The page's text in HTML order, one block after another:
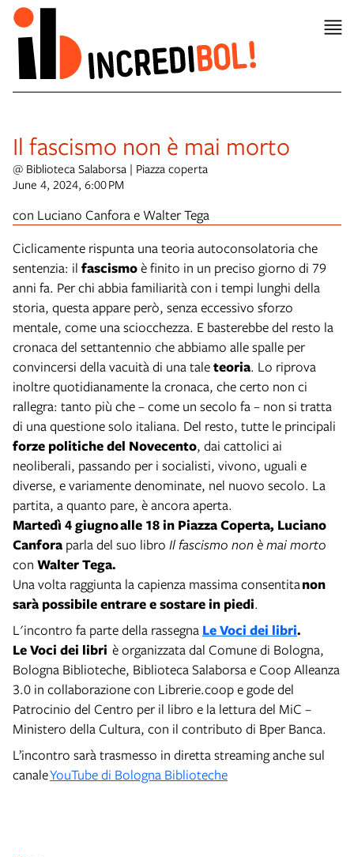
Il fascismo non è mai morto
@ Biblioteca Salaborsa | Piazza coperta
June 4, 2024, 6:00 PM
con Luciano Canfora e Walter Tega
Ciclicamente rispunta una teoria autoconsolatoria che
sentenzia: il fascismoè finito in un preciso giorno di 79
anni fa. Per chi abbia familiarità con i tempi lunghi della
storia, questa appare però, senza eccessivo sforzo
mentale, come una sciocchezza. E basterebbe del resto la
cronaca del settantennio che abbiamo alle spalle per
convincersi della vacuità di una taleteoria. Lo riprova
inoltre quotidianamente la cronaca, che certo non ci
rallegra: tanto più che – come un secolo fa – non si tratta
di una questione solo italiana. Del resto, tutte le principali
forze politiche del Novecento, dai cattolici ai
neoliberali, passando per i socialisti, vivono, uguali e
diverse, e variamente denominate, nel nuovo secolo. La
partita, a quanto pare, è ancora aperta.
Martedì 4 giugnoalle 18 in Piazza Coperta, Luciano
Canfora parla del suo libro Il fascismo non è mai morto
con Walter Tega.
Una volta raggiunta la capienza massima consentitanon
sarà possibile entrare e sostare in piedi.
L'incontro fa parte della rassegna Le Voci dei libri.
Le Voci dei libri è organizzata dal Comune di Bologna,
Bologna Biblioteche, Biblioteca Salaborsa e Coop Alleanza
3.0 in collaborazione con Librerie.coop e gode del
Patrocinio del Centro per il libro e la lettura del MiC –
Ministero della Cultura, con il contributo di Bper Banca.
L’incontro sarà trasmesso in diretta streaming anche sul
canaleYouTube di Bologna Biblioteche